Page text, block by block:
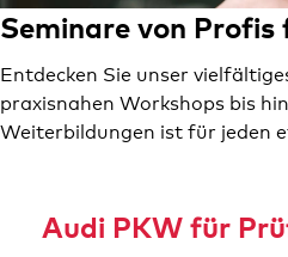
Seminare von Profis
Entdecken Sie unser
praxisnahen Workshops bis
Weiterbildungen ist für jeden
Audi PKW für